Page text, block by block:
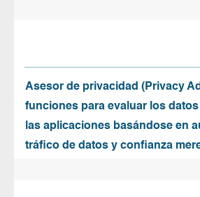
Asesor de privacidad (Privacy
funciones para evaluar los
las aplicaciones basándose en
tráfico de datos y confianza